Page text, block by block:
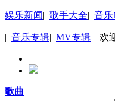
娱乐新闻| 歌手大全| 音
| 音乐专辑| MV专辑 | 欢
歌曲